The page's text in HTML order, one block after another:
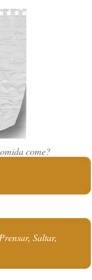
come?
Saltar,